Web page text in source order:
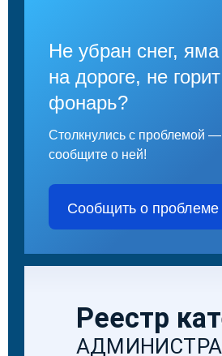
Не убран снег, яма
на дороге, не горит
фонарь?
Столкнулись с проблемой —
сообщите о ней!
Сообщить о проблеме